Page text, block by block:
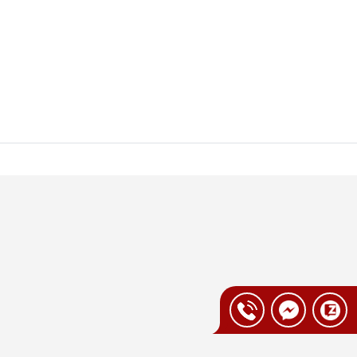
cà phê Caso Espresso Gourmet sử dụng
suốt quá trình pha. Kết hợp với bơm